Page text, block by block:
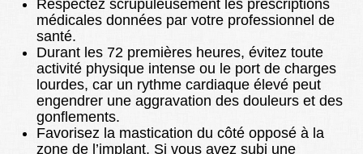
Respectez scrupuleusement les prescriptions
médicales données par votre professionnel de
santé.
Durant les 72 premières heures, évitez toute
activité physique intense ou le port de charges
lourdes, car un rythme cardiaque élevé peut
engendrer une aggravation des douleurs et des
gonflements.
Favorisez la mastication du côté opposé à la
zone de l’implant. Si vous avez subi une